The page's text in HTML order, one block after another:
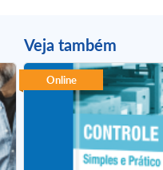
Veja também
Online